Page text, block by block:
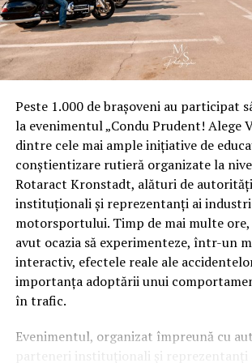
Periuța folosește interfața HUAWEI
conectarea prin bluetooth la HUAWEI AI
intermediul căreia utilizatorii pot simți
confortul oferit de era IoT. Aceștia
timp real privind perierea dinților și
personalizate de curățare care răspund
diferitelor cerințe și oferă o experiență
periere a dinților.
HUAWEI HiLink Smart, 36 de moduri
nucleu puternic, autonomie
Smart Internet HUAWEI AI Life APP
smartphone sau tabletă, 6 zone și 16
cavitatea bucală, efectuează
corectează gesturile de periere, ajutând
rutine sănătoase de spălare a dinților.
Peste 1.000 de brașoveni au participat
la evenimentul „Condu Prudent! Alege
dintre cele mai ample inițiative de
conștientizare rutieră organizate la
Rotaract Kronstadt, alături de
instituționali și reprezentanți ai
motorsportului. Timp de mai multe
avut ocazia să experimenteze, într-un
interactiv, efectele reale ale
importanța adoptării unui
în trafic.
Evenimentul, organizat împreună cu
parteneri instituționali și reprezentanți